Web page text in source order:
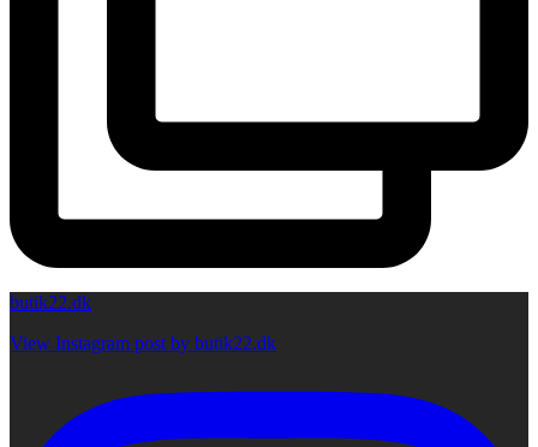
butik22.dk
View Instagram post by butik22.dk